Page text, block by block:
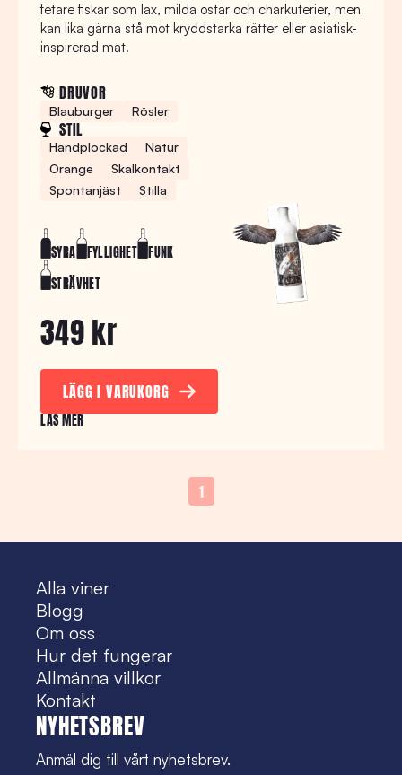
fetare fiskar som lax, milda ostar och charkuterier, men
kan lika gärna stå mot kryddstarka rätter eller asiatisk-
inspirerad mat.
DRUVOR
Blauburger Rösler
STIL
Handplockad
Natur
Orange
Skalkontakt
Spontanjäst
Stilla
SYRA FYLLIGHET
FUNK
STRÄVHET
349 kr
LÄGG I VARUKORG
LÄS MER
1
Alla viner
Blogg
Om oss
Hur det fungerar
Allmänna villkor
Kontakt
NYHETSBREV
Anmäl dig till vårt nyhetsbrev.